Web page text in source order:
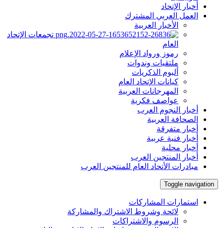
أخبار الإتحاد
العمل العربي المشترك
الأخبار العربية
تجمعات الإتحاد
العام
رموز ورواد الإعلام
ملتقيات وندوات
ألبوم الذكريات
كيانات الإتحاد العام
المهرجانات العربية
عواصف فكرية
أخبار النجوم العرب
الصحافة العربية
أخبار متفرقة
أخبار فنية عربية
أخبار محلية
أخبار المنتجين العرب
مبادرات الأتحاد العام للمنتجين العرب
Toggle navigation
استمارات المشاركات
لائحة وشروط الاشتراك والمشاركة
الرسوم والاشتراكات